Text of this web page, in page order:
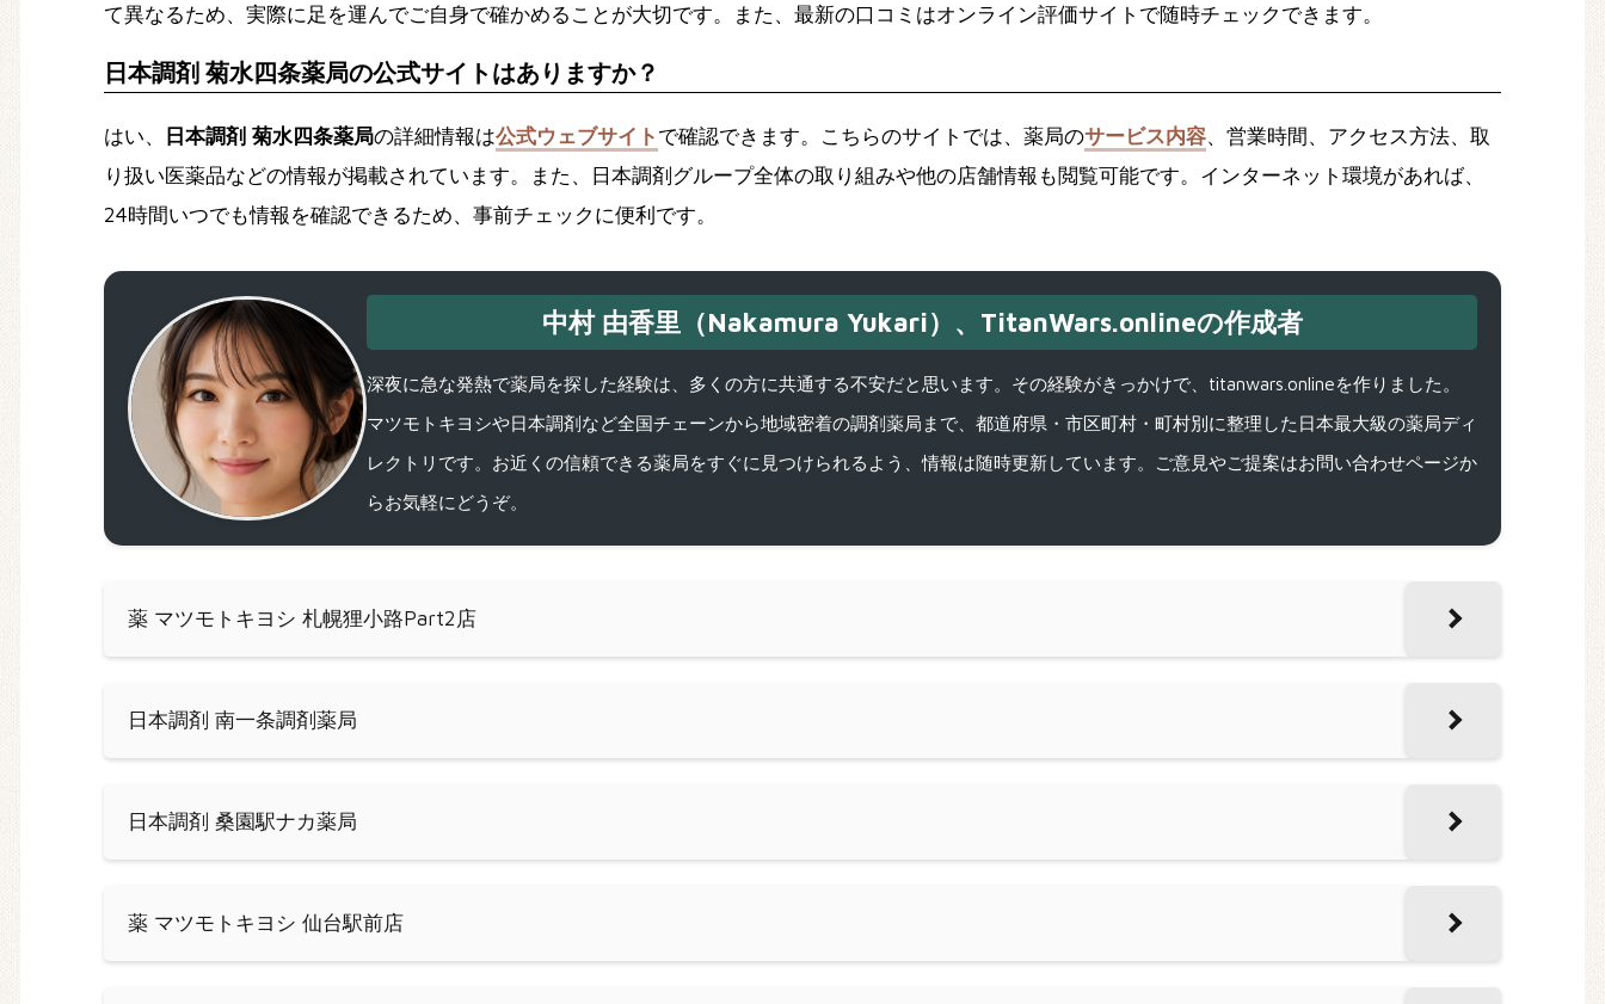
て異なるため、実際に足を運んでご自身で確かめることが大切です。また、最新の口コミはオンライン評価サイトで随時チェックできます。
日本調剤 菊水四条薬局の公式サイトはありますか？
はい、 日本調剤 菊水四条薬局の詳細情報は公式ウェブサイト で確認できます。こちらのサイトでは、薬局のサービス内容、営業時間、アクセス方法、取
り扱い医薬品などの情報が掲載されています。また、日本調剤グループ全体の取り組みや他の店舗情報も閲覧可能です。インターネット環境があれば、
24時間いつでも情報を確認できるため、事前チェックに便利です。
中村 由香里（Nakamura Yukari）、TitanWars.onlineの作成者
深夜に急な発熱で薬局を探した経験は、多くの方に共通する不安だと思います。その経験がきっかけで、titanwars.onlineを作りました。
マツモトキヨシや日本調剤など全国チェーンから地域密着の調剤薬局まで、都道府県・市区町村・町村別に整理した日本最大級の薬局ディ
レクトリです。お近くの信頼できる薬局をすぐに見つけられるよう、情報は随時更新しています。ご意見やご提案はお問い合わせページか
らお気軽にどうぞ。
薬 マツモトキヨシ 札幌狸小路Part2店
日本調剤 南一条調剤薬局
日本調剤 桑園駅ナカ薬局
薬 マツモトキヨシ 仙台駅前店